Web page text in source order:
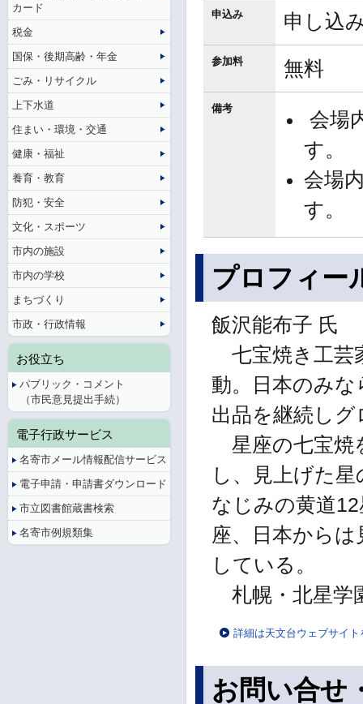
申込み 申し込
参加料 無料
備考
会場
す。
会場
す。
プロフィー
飯沢能布子 氏
七宝焼き工芸
動。日本のみ
出品を継続し
星座の七宝焼
し、見上げた
なじみの黄道
座、日本から
している。
札幌・北星学
詳細は天文台ウェブサイ
お問い合せ
カード
税金
国保・後期高齢・年金
ごみ・リサイクル
上下水道
住まい・環境・交通
健康・福祉
養育・教育
防犯・安全
文化・スポーツ
市内の施設
市内の学校
まちづくり
市政・行政情報
お役立ち
パブリック・コメント
（市民意見提出手続）
電子行政サービス
名寄市メール情報配信サービス
電子申請・申請書ダウンロード
市立図書館蔵書検索
名寄市例規類集